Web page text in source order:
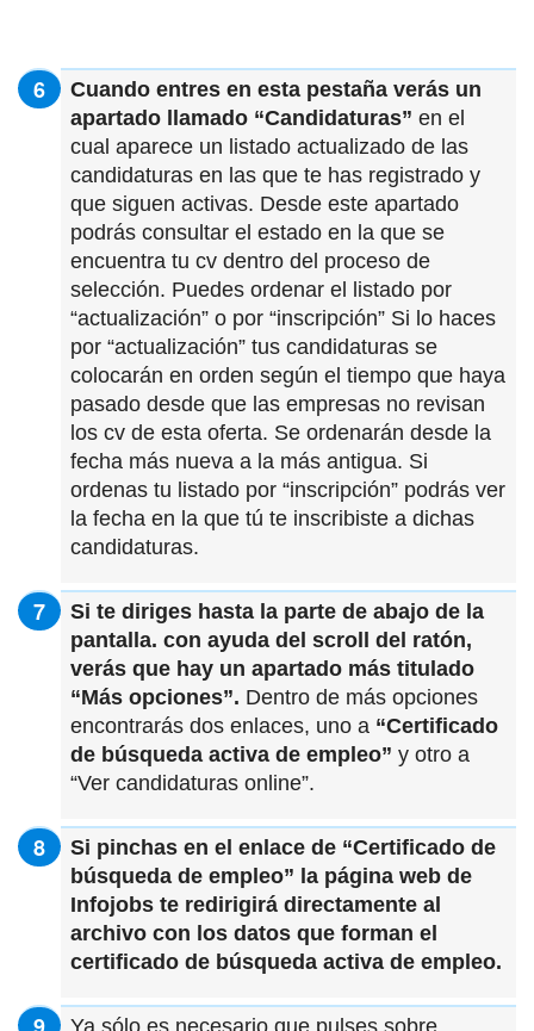
Cuando entres en esta pestaña verás un
apartado llamado “Candidaturas” en el
cual aparece un listado actualizado de las
candidaturas en las que te has registrado y
que siguen activas. Desde este apartado
podrás consultar el estado en la que se
encuentra tu cv dentro del proceso de
selección. Puedes ordenar el listado por
“actualización” o por “inscripción” Si lo haces
por “actualización” tus candidaturas se
colocarán en orden según el tiempo que haya
pasado desde que las empresas no revisan
los cv de esta oferta. Se ordenarán desde la
fecha más nueva a la más antigua. Si
ordenas tu listado por “inscripción” podrás ver
la fecha en la que tú te inscribiste a dichas
candidaturas.
Si te diriges hasta la parte de abajo de la
pantalla. con ayuda del scroll del ratón,
verás que hay un apartado más titulado
“Más opciones”. Dentro de más opciones
encontrarás dos enlaces, uno a “Certificado
de búsqueda activa de empleo” y otro a
“Ver candidaturas online”.
Si pinchas en el enlace de “Certificado de
búsqueda de empleo” la página web de
Infojobs te redirigirá directamente al
archivo con los datos que forman el
certificado de búsqueda activa de empleo.